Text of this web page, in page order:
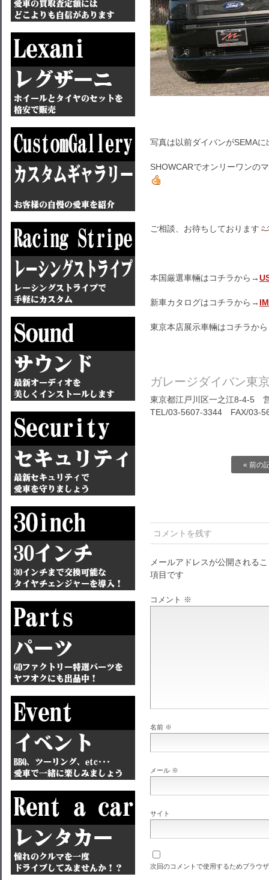
写真は以前ダイバンがSEMAに
SHOWCARでオンリーワンの
ご相談、お待ちしております
本国厳選車輛はコチラから→
新車カタログはコチラから→
東京本店展示車輛はコチラか
ガレージダイバン東
東京都江戸川区一之江8-4-5
TEL/03-5607-3344 FAX/03-
« 前の
コメントを残す
メールアドレスが公開される
項目です
コメント ※
名前 ※
メール ※
サイト
次回のコメントで使用するためブラウ